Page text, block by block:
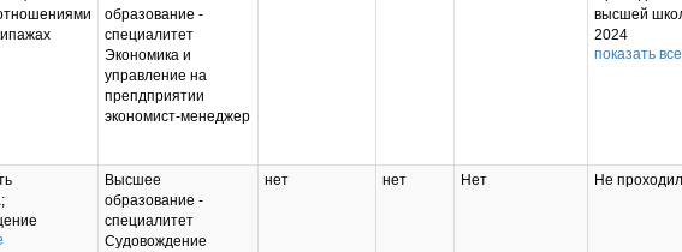
образование -
специалитет
Экономика и
управление на
препдприятии
экономист-менеджер
высшей
2024
и
показать все
судов;
Высшее
образование -
специалитет
Судовождение
нет нет Нет Не